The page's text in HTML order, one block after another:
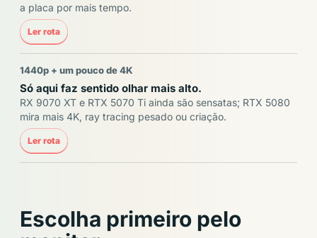
a placa por mais tempo.
Ler rota
1440p + um pouco de 4K
Só aqui faz sentido olhar mais alto.
RX 9070 XT e RTX 5070 Ti ainda são sensatas; RTX 5080
mira mais 4K, ray tracing pesado ou criação.
Ler rota
Escolha primeiro pelo